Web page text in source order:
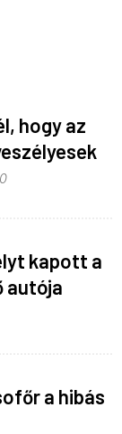
hogy az
kapott a
autója
a hibás